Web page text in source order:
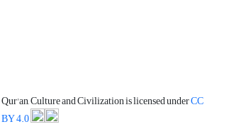
Qur'an, Culture and Civilization is licensed underCC
BY 4.0